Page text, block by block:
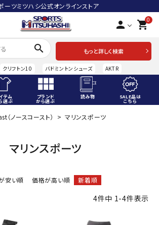
ーツミツハシ公式オンラインストア
person 0
shopping_cart
search
もっと詳しく検索
クリフトン10 バドミントンシューズ AKTR
テム
選ぶ
ブランド
から選ぶ
読み物 SALE品は
こちら
person
ノースコースト） マリンスポーツ
マリンスポーツ
安い順 価格が高い順 新着順
4件中 1-4件表示